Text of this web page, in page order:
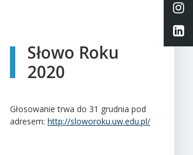
Słowo Roku
2020
Głosowanie trwa do 31 grudnia pod
adresem: http://sloworoku.uw.edu.pl/